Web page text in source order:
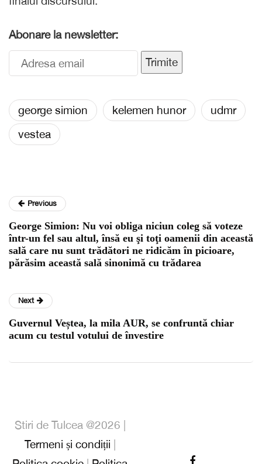
Abonare la newsletter:
Trimite
george simion kelemen hunor
udmr
vestea
Previous
George Simion: Nu voi obliga niciun coleg să voteze
într-un fel sau altul, însă eu şi toţi oamenii din această
sală care nu sunt trădători ne ridicăm în picioare,
părăsim această sală sinonimă cu trădarea
Next
Guvernul Veștea, la mila AUR, se confruntă chiar
acum cu testul votului de învestire
Stiri de Tulcea @2026 |
Termeni și condiții